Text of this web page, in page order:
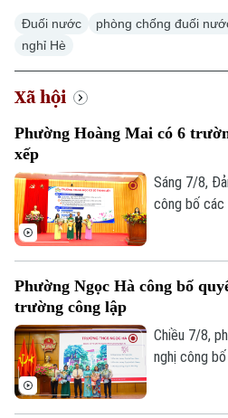
Đuối nước phòng chống đuối
nghỉ Hè
Xã hội
Phường Hoàng Mai có 6
xếp
Sáng 7/8,
công bố các
diện sắp
giảm 55%,
thành phố
Phường Ngọc Hà công bố
trường công lập
Chiều 7/8,
nghị công